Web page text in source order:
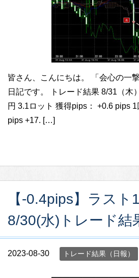
皆さん、こんにちは。 「会心の一
日記です。 トレード結果 8/31（木
円 3.1ロット 獲得pips： +0.6 pips
pips +17. […]
【-0.4pips】ラスト
8/30(水)トレード結
2023-08-30 トレード結果（日報）